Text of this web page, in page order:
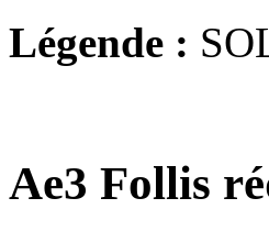
Légende :
Ae3 Follis